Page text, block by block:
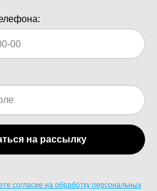
на рассылку
согласие на обработку персональных